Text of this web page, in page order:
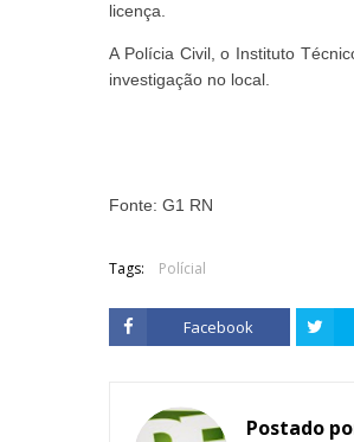
licença.
A Polícia Civil, o Instituto
investigação no local.
Fonte: G1 RN
Tags: Polícial
Facebook
Postado